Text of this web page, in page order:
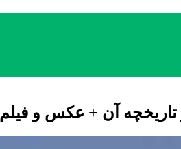
آن + عکس و فیلم